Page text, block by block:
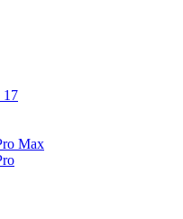
17
Max